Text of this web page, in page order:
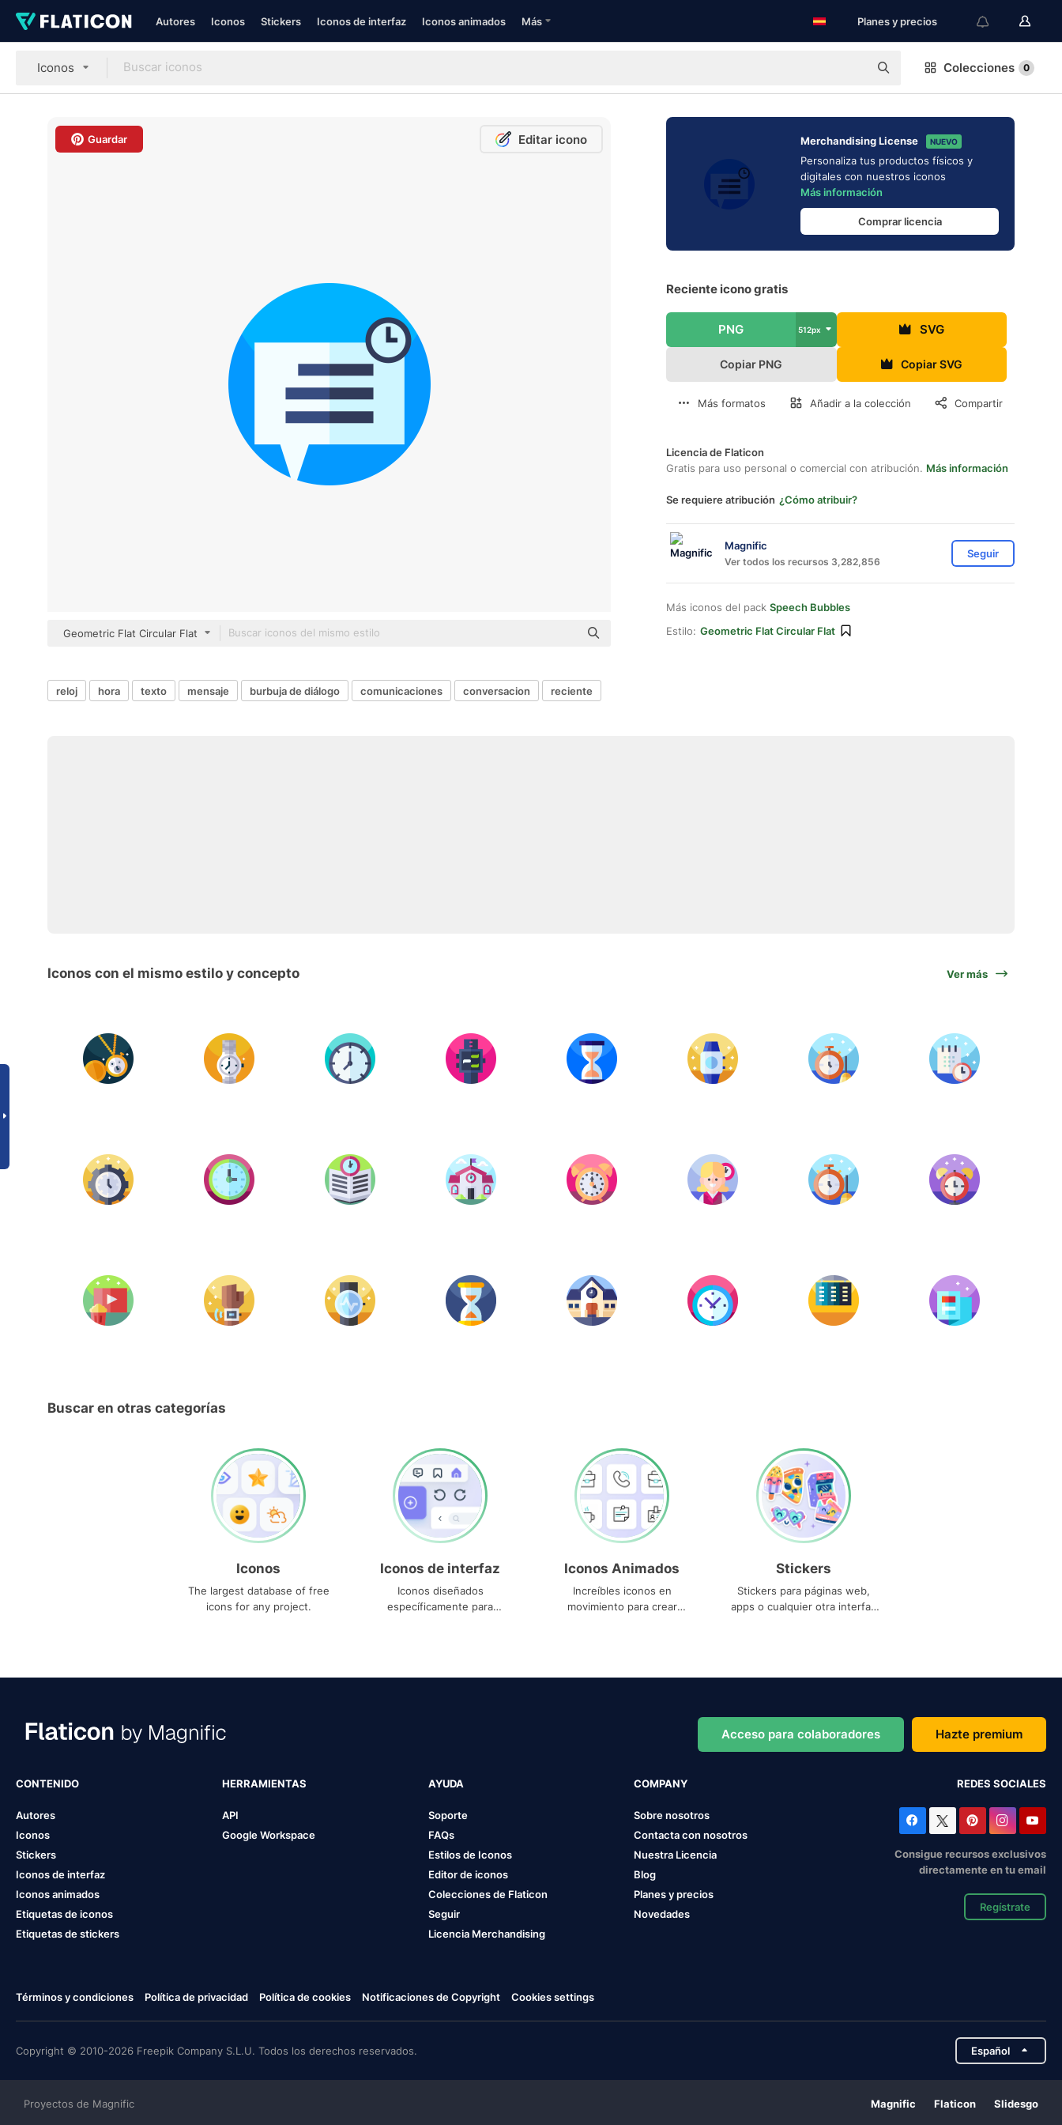
Autores Iconos Stickers Iconos de interfaz Iconos animados Más Planes y precios
Iconos Colecciones 0
Guardar Editar icono
Geometric Flat Circular Flat
Merchandising License NUEVO
Personaliza tus productos físicos y
digitales con nuestros iconos
Más información
Comprar licencia
Reciente icono gratis
PNG 512px SVG
Copiar PNG Copiar SVG
Más formatos Añadir a la colección Compartir
Licencia de Flaticon
Gratis para uso personal o comercial con atribución. Más información
Se requiere atribución ¿Cómo atribuir?
Magnific
Ver todos los recursos 3,282,856
Seguir
Más iconos del pack Speech Bubbles
Estilo: Geometric Flat Circular Flat
reloj hora texto mensaje burbuja de diálogo comunicaciones conversacion reciente
Iconos con el mismo estilo y concepto Ver más
Buscar en otras categorías
Iconos
The largest database of free
icons for any project.
Iconos de interfaz
Iconos diseñados
específicamente para
Iconos Animados
Increíbles iconos en
movimiento para crear
Stickers
Stickers para páginas web,
apps o cualquier otra interfaz
Acceso para colaboradores Hazte premium
CONTENIDO
Autores
Iconos
Stickers
Iconos de interfaz
Iconos animados
Etiquetas de iconos
Etiquetas de stickers
HERRAMIENTAS
API
Google Workspace
AYUDA
Soporte
FAQs
Estilos de Iconos
Editor de iconos
Colecciones de Flaticon
Seguir
Licencia Merchandising
COMPANY
Sobre nosotros
Contacta con nosotros
Nuestra Licencia
Blog
Planes y precios
Novedades
REDES SOCIALES
Consigue recursos exclusivos
directamente en tu email
Regístrate
Términos y condiciones Política de privacidad Política de cookies Notificaciones de Copyright Cookies settings
Copyright © 2010-2026 Freepik Company S.L.U. Todos los derechos reservados. Español
Proyectos de Magnific Magnific Flaticon Slidesgo